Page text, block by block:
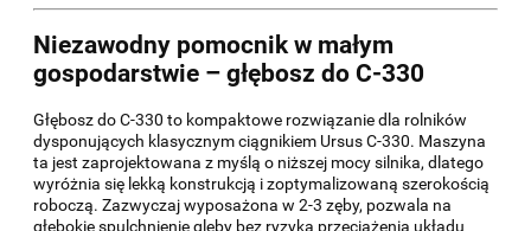
Niezawodny pomocnik w małym
gospodarstwie – głębosz do C-330
Głębosz do C-330 to kompaktowe rozwiązanie dla rolników
dysponujących klasycznym ciągnikiem Ursus C-330. Maszyna
ta jest zaprojektowana z myślą o niższej mocy silnika, dlatego
wyróżnia się lekką konstrukcją i zoptymalizowaną szerokością
roboczą. Zazwyczaj wyposażona w 2-3 zęby, pozwala na
głębokie spulchnienie gleby bez ryzyka przeciążenia układu